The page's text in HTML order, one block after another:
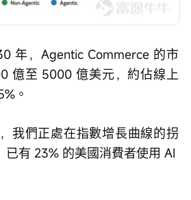
年，Agentic Commerce 的市
億至 5000 億美元，約佔線上
。
我們正處在指數增長曲線的拐
已有 23% 的美國消費者使用 AI